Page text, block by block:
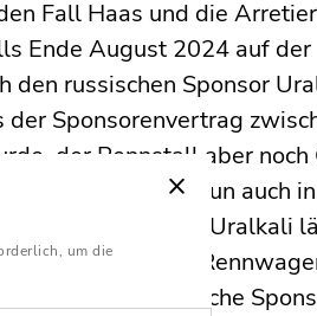
Fall Haas und die
Ende August 2024 auf der
den russischen Sponsor
Sponsorenvertrag
der Rennstall aber noch
1-Auto ist nun auch
Forderung von Uralkali
lassen sich ohne
auch der russische
um die